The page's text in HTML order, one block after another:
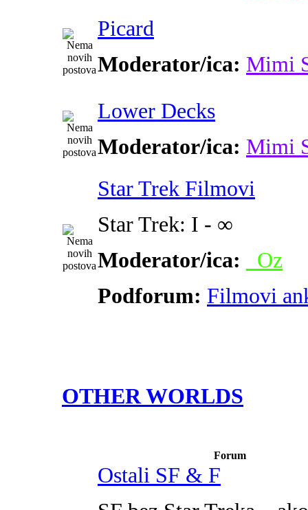
Picard
Moderator/ica: Mimi
Lower Decks
Moderator/ica: Mimi
Star Trek Filmovi
Star Trek: I - ∞
Moderator/ica:
_Oz
Podforum: Filmovi
OTHER WORLDS
Forum
Ostali SF & F